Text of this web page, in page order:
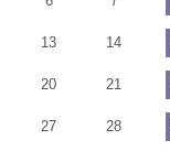
13 14
20 21
27 28